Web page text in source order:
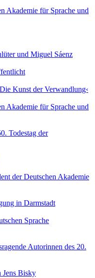
Akademie für Sprache und
und Miguel Sáenz
Kunst der Verwandlung‹
Akademie für Sprache und
Todestag der
der Deutschen Akademie
in Darmstadt
Sprache
Autorinnen des 20.
Jens Bisky